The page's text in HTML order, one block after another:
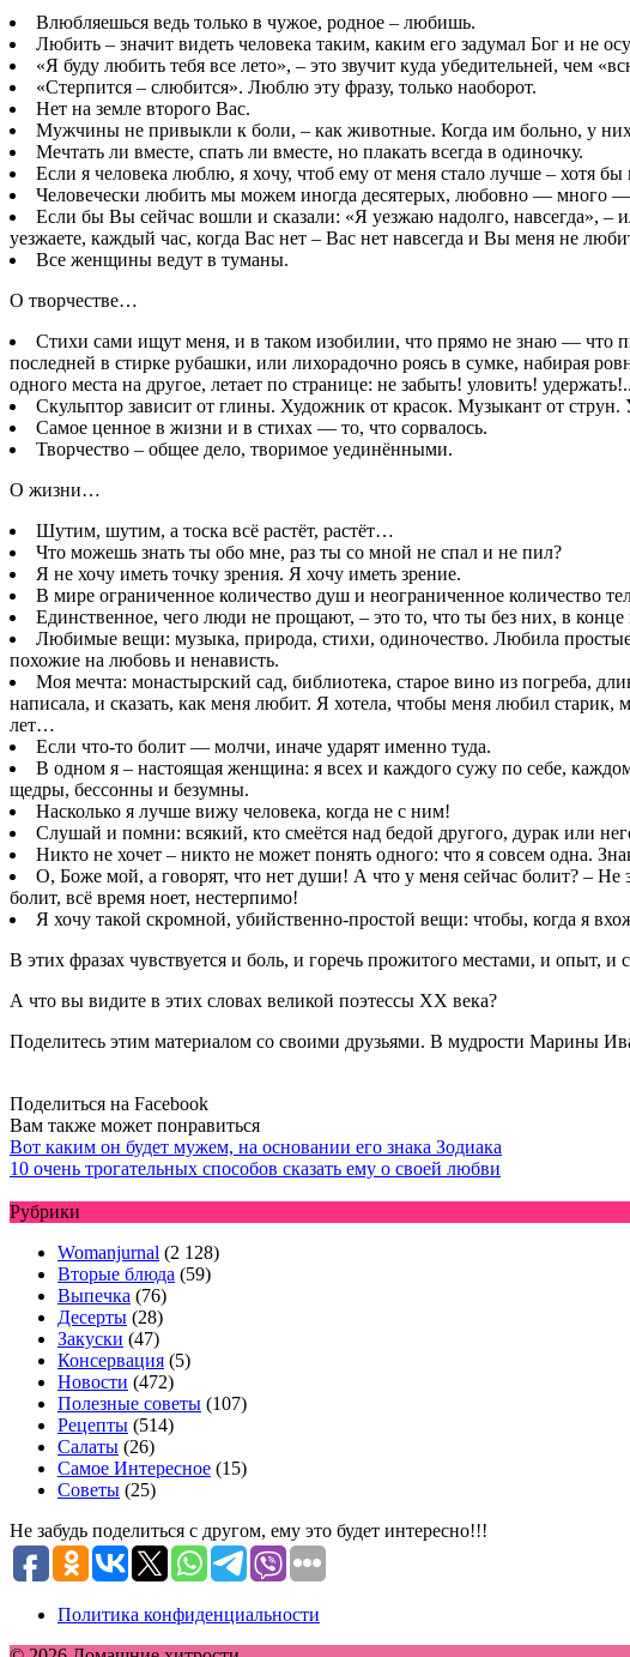
Влюбляешься ведь только в чужое, родное – любишь.
Любить – значит видеть человека таким, каким его задумал Бог и не
«Я буду любить тебя все лето», – это звучит куда убедительней, чем
«Стерпится – слюбится». Люблю эту фразу, только наоборот.
Нет на земле второго Вас.
Мужчины не привыкли к боли, – как животные. Когда им больно, у них
Мечтать ли вместе, спать ли вместе, но плакать всегда в одиночку.
Если я человека люблю, я хочу, чтоб ему от меня стало лучше – хотя
Человечески любить мы можем иногда десятерых, любовно — много —
Если бы Вы сейчас вошли и сказали: «Я уезжаю надолго, навсегда»,
уезжаете, каждый час, когда Вас нет – Вас нет навсегда и Вы меня не
Все женщины ведут в туманы.
О творчестве…
Стихи сами ищут меня, и в таком изобилии, что прямо не знаю — что
последней в стирке рубашки, или лихорадочно роясь в сумке, набирая
одного места на другое, летает по странице: не забыть! уловить!
Скульптор зависит от глины. Художник от красок. Музыкант от
Самое ценное в жизни и в стихах — то, что сорвалось.
Творчество – общее дело, творимое уединёнными.
О жизни…
Шутим, шутим, а тоска всё растёт, растёт…
Что можешь знать ты обо мне, раз ты со мной не спал и не пил?
Я не хочу иметь точку зрения. Я хочу иметь зрение.
В мире ограниченное количество душ и неограниченное количество
Единственное, чего люди не прощают, – это то, что ты без них, в конце
Любимые вещи: музыка, природа, стихи, одиночество. Любила
похожие на любовь и ненависть.
Моя мечта: монастырский сад, библиотека, старое вино из погреба,
написала, и сказать, как меня любит. Я хотела, чтобы меня любил
лет…
Если что-то болит — молчи, иначе ударят именно туда.
В одном я – настоящая женщина: я всех и каждого сужу по себе,
щедры, бессонны и безумны.
Насколько я лучше вижу человека, когда не с ним!
Слушай и помни: всякий, кто смеётся над бедой другого, дурак или
Никто не хочет – никто не может понять одного: что я совсем одна.
О, Боже мой, а говорят, что нет души! А что у меня сейчас болит? – Не
болит, всё время ноет, нестерпимо!
Я хочу такой скромной, убийственно-простой вещи: чтобы, когда я
В этих фразах чувствуется и боль, и горечь прожитого местами, и опыт,
А что вы видите в этих словах великой поэтессы XX века?
Поделитесь этим материалом со своими друзьями. В мудрости Марины
Поделиться на Facebook
Вам также может понравиться
Вот каким он будет мужем, на основании его знака Зодиака
10 очень трогательных способов сказать ему о своей любви
Рубрики
Womanjurnal (2 128)
Вторые блюда (59)
Выпечка (76)
Десерты (28)
Закуски (47)
Консервация (5)
Новости (472)
Полезные советы (107)
Рецепты (514)
Салаты (26)
Самое Интересное (15)
Советы (25)
Не забудь поделиться с другом, ему это будет интересно!!!
Политика конфиденциальности